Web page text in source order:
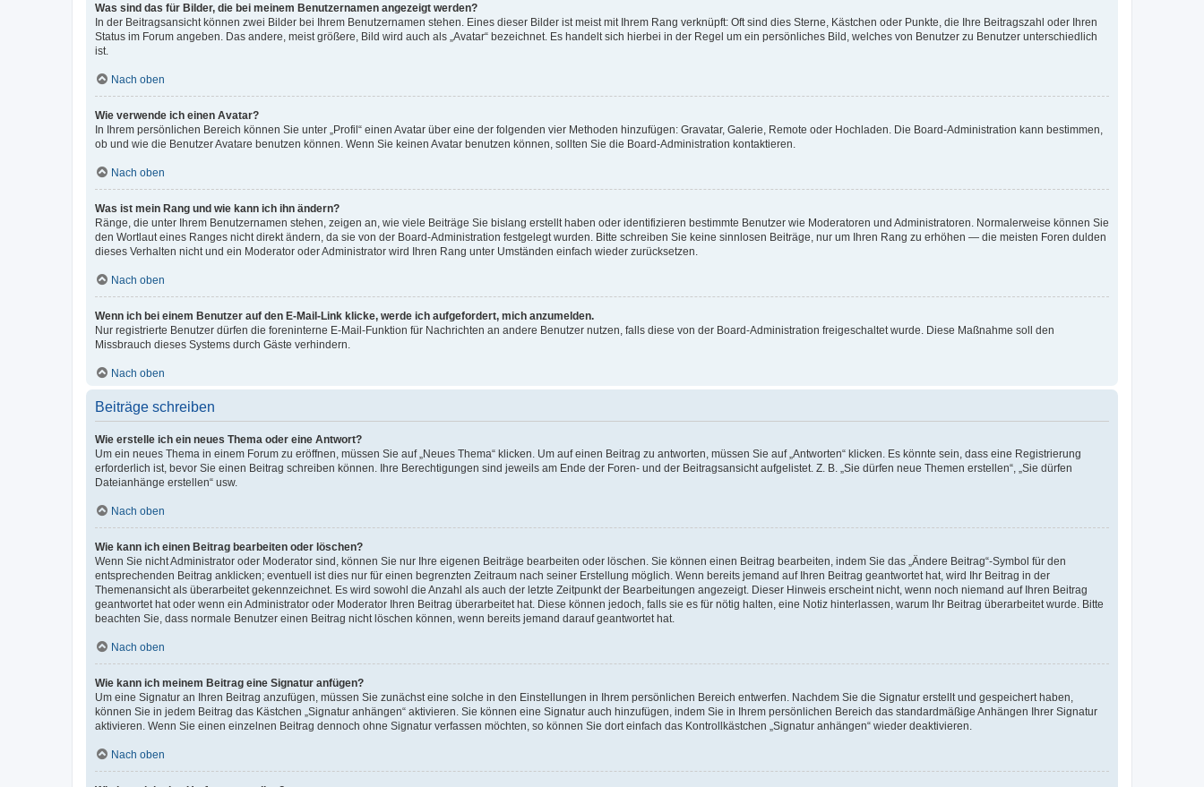
Was sind das für Bilder, die bei meinem Benutzernamen angezeigt werden?
In der Beitragsansicht können zwei Bilder bei Ihrem Benutzernamen stehen. Eines dieser Bilder ist meist mit Ihrem Rang verknüpft: Oft sind dies Sterne, Kästchen oder Punkte, die Ihre Beitragszahl oder Ihren
Status im Forum angeben. Das andere, meist größere, Bild wird auch als „Avatar“ bezeichnet. Es handelt sich hierbei in der Regel um ein persönliches Bild, welches von Benutzer zu Benutzer unterschiedlich
ist.
Nach oben
Wie verwende ich einen Avatar?
In Ihrem persönlichen Bereich können Sie unter „Profil“ einen Avatar über eine der folgenden vier Methoden hinzufügen: Gravatar, Galerie, Remote oder Hochladen. Die Board-Administration kann bestimmen,
ob und wie die Benutzer Avatare benutzen können. Wenn Sie keinen Avatar benutzen können, sollten Sie die Board-Administration kontaktieren.
Nach oben
Was ist mein Rang und wie kann ich ihn ändern?
Ränge, die unter Ihrem Benutzernamen stehen, zeigen an, wie viele Beiträge Sie bislang erstellt haben oder identifizieren bestimmte Benutzer wie Moderatoren und Administratoren. Normalerweise können Sie
den Wortlaut eines Ranges nicht direkt ändern, da sie von der Board-Administration festgelegt wurden. Bitte schreiben Sie keine sinnlosen Beiträge, nur um Ihren Rang zu erhöhen — die meisten Foren dulden
dieses Verhalten nicht und ein Moderator oder Administrator wird Ihren Rang unter Umständen einfach wieder zurücksetzen.
Nach oben
Wenn ich bei einem Benutzer auf den E-Mail-Link klicke, werde ich aufgefordert, mich anzumelden.
Nur registrierte Benutzer dürfen die foreninterne E-Mail-Funktion für Nachrichten an andere Benutzer nutzen, falls diese von der Board-Administration freigeschaltet wurde. Diese Maßnahme soll den
Missbrauch dieses Systems durch Gäste verhindern.
Nach oben
Beiträge schreiben
Wie erstelle ich ein neues Thema oder eine Antwort?
Um ein neues Thema in einem Forum zu eröffnen, müssen Sie auf „Neues Thema“ klicken. Um auf einen Beitrag zu antworten, müssen Sie auf „Antworten“ klicken. Es könnte sein, dass eine Registrierung
erforderlich ist, bevor Sie einen Beitrag schreiben können. Ihre Berechtigungen sind jeweils am Ende der Foren- und der Beitragsansicht aufgelistet. Z. B. „Sie dürfen neue Themen erstellen“, „Sie dürfen
Dateianhänge erstellen“ usw.
Nach oben
Wie kann ich einen Beitrag bearbeiten oder löschen?
Wenn Sie nicht Administrator oder Moderator sind, können Sie nur Ihre eigenen Beiträge bearbeiten oder löschen. Sie können einen Beitrag bearbeiten, indem Sie das „Ändere Beitrag“-Symbol für den
entsprechenden Beitrag anklicken; eventuell ist dies nur für einen begrenzten Zeitraum nach seiner Erstellung möglich. Wenn bereits jemand auf Ihren Beitrag geantwortet hat, wird Ihr Beitrag in der
Themenansicht als überarbeitet gekennzeichnet. Es wird sowohl die Anzahl als auch der letzte Zeitpunkt der Bearbeitungen angezeigt. Dieser Hinweis erscheint nicht, wenn noch niemand auf Ihren Beitrag
geantwortet hat oder wenn ein Administrator oder Moderator Ihren Beitrag überarbeitet hat. Diese können jedoch, falls sie es für nötig halten, eine Notiz hinterlassen, warum Ihr Beitrag überarbeitet wurde. Bitte
beachten Sie, dass normale Benutzer einen Beitrag nicht löschen können, wenn bereits jemand darauf geantwortet hat.
Nach oben
Wie kann ich meinem Beitrag eine Signatur anfügen?
Um eine Signatur an Ihren Beitrag anzufügen, müssen Sie zunächst eine solche in den Einstellungen in Ihrem persönlichen Bereich entwerfen. Nachdem Sie die Signatur erstellt und gespeichert haben,
können Sie in jedem Beitrag das Kästchen „Signatur anhängen“ aktivieren. Sie können eine Signatur auch hinzufügen, indem Sie in Ihrem persönlichen Bereich das standardmäßige Anhängen Ihrer Signatur
aktivieren. Wenn Sie einen einzelnen Beitrag dennoch ohne Signatur verfassen möchten, so können Sie dort einfach das Kontrollkästchen „Signatur anhängen“ wieder deaktivieren.
Nach oben